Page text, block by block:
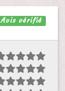
Avis vérifié